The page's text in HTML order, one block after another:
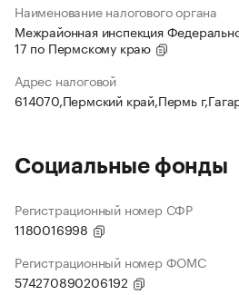
Наименование налогового органа
Межрайонная инспекция
17 по Пермскому краю
Адрес налоговой
614070,Пермский край,Пермь
Социальные фонды
Регистрационный номер СФР
1180016998
Регистрационный номер ФОМС
574270890206192